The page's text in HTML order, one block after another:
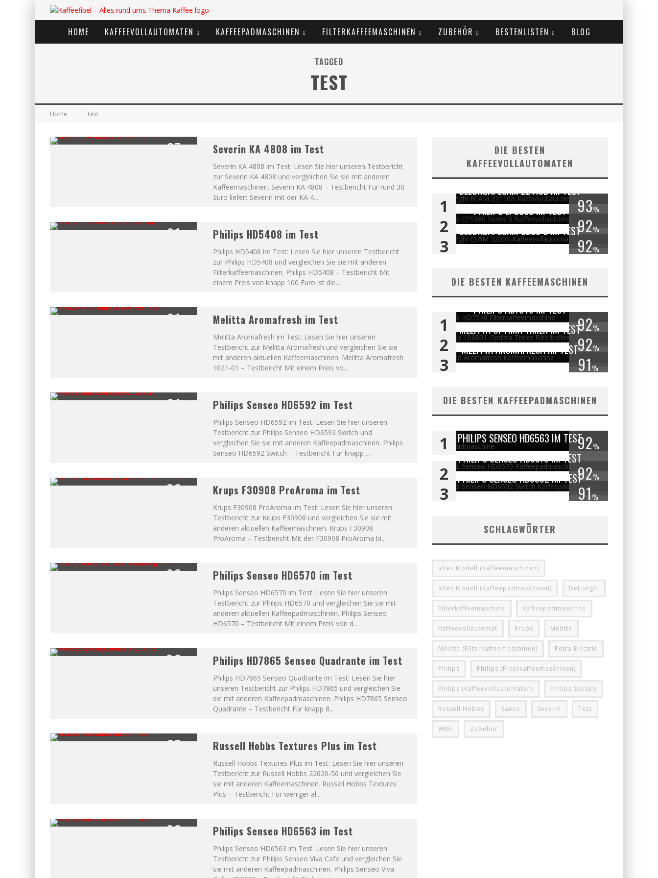
HOME KAFFEEVOLLAUTOMATEN KAFFEEPADMASCHINEN FILTERKAFFEEMASCHINEN ZUBEHÖR BESTENLISTEN BLOG
TAGGED
TEST
Home Test
87 Severin KA 4808 im Test
Severin KA 4808 im Test: Lesen Sie hier unseren Testbericht
zur Severin KA 4808 und vergleichen Sie sie mit anderen
Kaffeemaschinen. Severin KA 4808 – Testbericht Für rund 30
Euro liefert Severin mit der KA 4...
91 Philips HD5408 im Test
Philips HD5408 im Test: Lesen Sie hier unseren Testbericht
zur Philips HD5408 und vergleichen Sie sie mit anderen
Filterkaffeemaschinen. Philips HD5408 – Testbericht Mit
einem Preis von knapp 100 Euro ist die...
91 Melitta Aromafresh im Test
Melitta Aromafresh im Test: Lesen Sie hier unseren
Testbericht zur Melitta Aromafresh und vergleichen Sie sie
mit anderen aktuellen Kaffeemaschinen. Melitta Aromafresh
1021-01 – Testbericht Mit einem Preis vo...
91 Philips Senseo HD6592 im Test
Philips Senseo HD6592 im Test: Lesen Sie hier unseren
Testbericht zur Philips Senseo HD6592 Switch und
vergleichen Sie sie mit anderen Kaffeepadmaschinen. Philips
Senseo HD6592 Switch – Testbericht Für knapp ...
83 Krups F30908 ProAroma im Test
Krups F30908 ProAroma im Test: Lesen Sie hier unseren
Testbericht zur Krups F30908 und vergleichen Sie sie mit
anderen aktuellen Kaffeemaschinen. Krups F30908
ProAroma – Testbericht Mit der F30908 ProAroma bi...
92 Philips Senseo HD6570 im Test
Philips Senseo HD6570 im Test: Lesen Sie hier unseren
Testbericht zur Philips HD6570 und vergleichen Sie sie mit
anderen aktuellen Kaffeepadmaschinen. Philips Senseo
HD6570 – Testbericht Mit einem Preis von d...
90 Philips HD7865 Senseo Quadrante im Test
Philips HD7865 Senseo Quadrante im Test: Lesen Sie hier
unseren Testbericht zur Philips HD7865 und vergleichen Sie
sie mit anderen Kaffeepadmaschinen. Philips HD7865 Senseo
Quadrante – Testbericht Für knapp 8...
87 Russell Hobbs Textures Plus im Test
Russell Hobbs Textures Plus im Test: Lesen Sie hier unseren
Testbericht zur Russell Hobbs 22620-56 und vergleichen Sie
sie mit anderen Kaffeemaschinen. Russell Hobbs Textures
Plus – Testbericht Für weniger al...
92 Philips Senseo HD6563 im Test
Philips Senseo HD6563 im Test: Lesen Sie hier unseren
Testbericht zur Philips Senseo Viva Cafe und vergleichen Sie
sie mit anderen Kaffeepadmaschinen. Philips Senseo Viva
DIE BESTEN
KAFFEEVOLLAUTOMATEN
DELONGHI ECAM 22110B IM TEST
1 93%
PHILIPS EP5360 IM TEST
2 92%
DELONGHI ESAM 3200 S IM TEST
3 92%
DIE BESTEN KAFFEEMASCHINEN
PHILIPS HD7546 IM TEST
1 92%
MELITTA OPTIMA TIMER IM TEST
2 92%
MELITTA AROMAFRESH IM TEST
3 91%
DIE BESTEN KAFFEEPADMASCHINEN
PHILIPS SENSEO HD6563 IM TEST
1 92%
PHILIPS SENSEO HD6570 IM TEST
2 92%
PHILIPS SENSEO HD6592 IM TEST
3 91%
SCHLAGWÖRTER
altes Modell (Kaffeemaschinen)
altes Modell (Kaffeepadmaschinen) DeLonghi
Filterkaffeemaschine Kaffeepadmaschine
Kaffeevollautomat Krups Melitta
Melitta (Filterkaffeemaschinen) Petra Electric
Philips Philips (Filterkaffeemaschinen)
Philips (Kaffeevollautomaten) Philips Senseo
Russell Hobbs Saeco Severin Test
WMF Zubehör